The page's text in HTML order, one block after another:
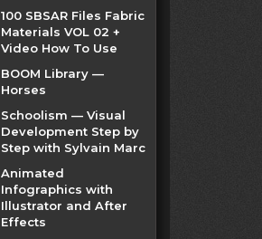
100 SBSAR Files Fabric
Materials VOL 02 +
Video How To Use
BOOM Library —
Horses
Schoolism — Visual
Development Step by
Step with Sylvain Marc
Animated
Infographics with
Illustrator and After
Effects